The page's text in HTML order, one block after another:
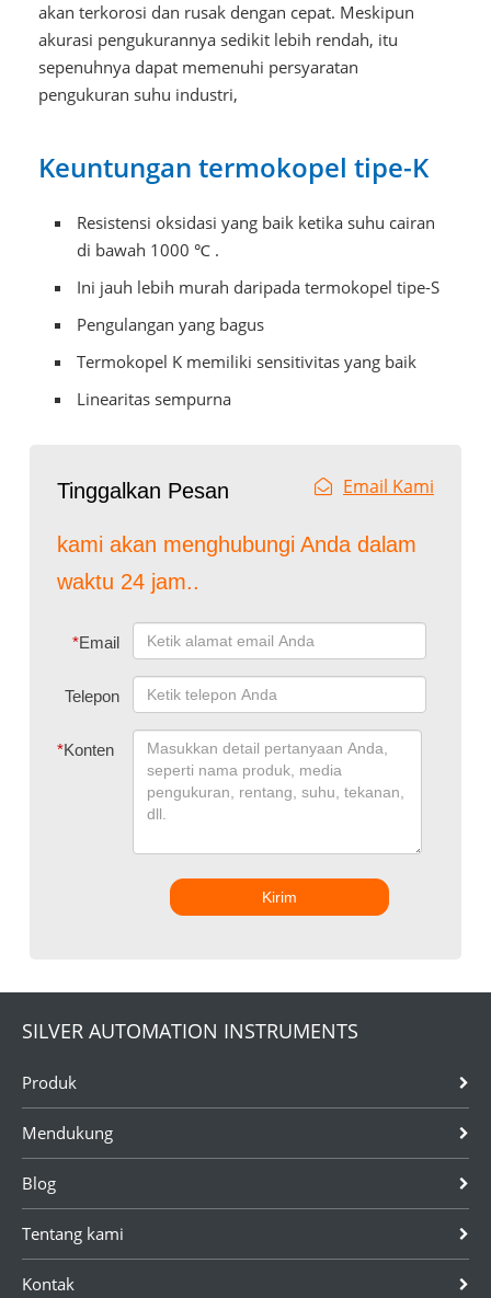
akan terkorosi dan rusak dengan cepat. Meskipun
akurasi pengukurannya sedikit lebih rendah, itu
sepenuhnya dapat memenuhi persyaratan
pengukuran suhu industri,
Keuntungan termokopel tipe-K
Resistensi oksidasi yang baik ketika suhu cairan
di bawah 1000 ℃ .
Ini jauh lebih murah daripada termokopel tipe-S
Pengulangan yang bagus
Termokopel K memiliki sensitivitas yang baik
Linearitas sempurna
Tinggalkan Pesan Email Kami
kami akan menghubungi Anda dalam
waktu 24 jam..
*Email
Telepon
*Konten
Kirim
SILVER AUTOMATION INSTRUMENTS
Produk
Mendukung
Blog
Tentang kami
Kontak